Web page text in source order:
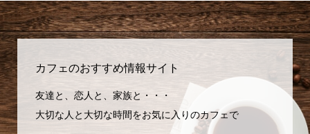
友達と、恋人と、家族と・・・
大切な人と大切な時間をお気に入りのカフェで